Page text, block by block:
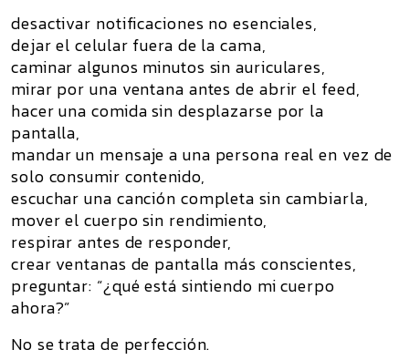
desactivar notificaciones no esenciales,
dejar el celular fuera de la cama,
caminar algunos minutos sin auriculares,
mirar por una ventana antes de abrir el feed,
hacer una comida sin desplazarse por la
pantalla,
mandar un mensaje a una persona real en vez de
solo consumir contenido,
escuchar una canción completa sin cambiarla,
mover el cuerpo sin rendimiento,
respirar antes de responder,
crear ventanas de pantalla más conscientes,
preguntar: “¿qué está sintiendo mi cuerpo
ahora?”
No se trata de perfección.